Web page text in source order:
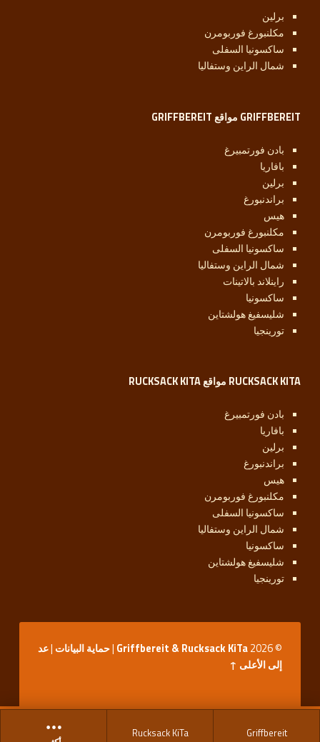
Griffbereit
Rucksack KiTa
برلين
مكلنبورغ فوربومرن
ساكسونيا السفلى
شمال الراين وستفاليا
GRIFFBEREIT مواقع GRIFFBEREIT
بادن فورتمبيرغ
بافاريا
برلين
براندنبورغ
هيس
مكلنبورغ فوربومرن
ساكسونيا السفلى
شمال الراين وستفاليا
راينلاند بالاتينات
ساكسونيا
شليسفيغ هولشتاين
تورينجيا
RUCKSACK KITA مواقع RUCKSACK KITA
بادن فورتمبيرغ
بافاريا
برلين
براندنبورغ
هيس
مكلنبورغ فوربومرن
ساكسونيا السفلى
شمال الراين وستفاليا
ساكسونيا
شليسفيغ هولشتاين
تورينجيا
© 2026
Griffbereit & Rucksack KiTa
|حماية البيانات |عد
إلى الأعلى ↑